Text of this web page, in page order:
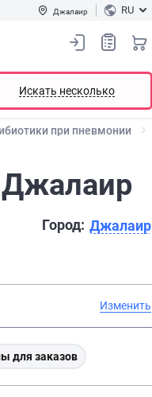
Джалаир RU
Искать несколько
при пневмонии
Город: Джалаир
Изменить
для заказов